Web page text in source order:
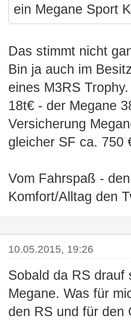
ein Megane Sport
Das stimmt nicht
Bin ja auch im
eines M3RS
18t€ - der Megane
Versicherung
gleicher SF ca. 750
Vom Fahrspaß -
Komfort/Alltag den
10.05.2015, 19:26
Sobald da RS drauf
Megane. Was für
den RS und für den